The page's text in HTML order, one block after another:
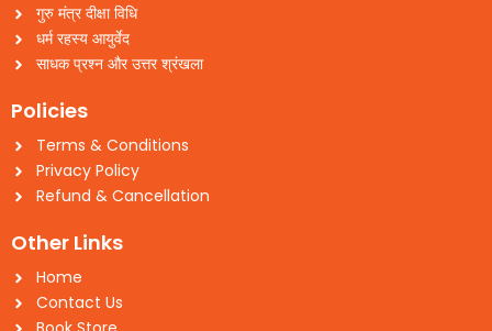
गुरु मंत्र दीक्षा विधि
धर्म रहस्य आयुर्वेद
साधक प्रश्न और उत्तर श्रंखला
Policies
Terms & Conditions
Privacy Policy
Refund & Cancellation
Other Links
Home
Contact Us